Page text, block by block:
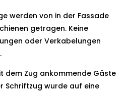
werden von in der Fassade
getragen. Keine
oder Verkabelungen
dem Zug ankommende Gäste
Schriftzug wurde auf eine